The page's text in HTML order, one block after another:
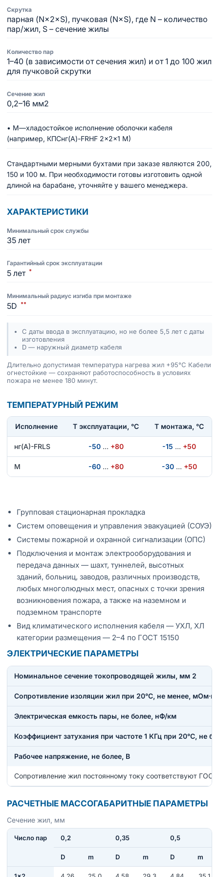
Скрутка
парная (N×2×S), пучковая (N×S), где N – количество
пар/жил, S – сечение жилы
Количество пар
1–40 (в зависимости от сечения жил) и от 1 до 100 жил
для пучковой скрутки
Сечение жил
0,2–16 мм2
• М—хладостойкое исполнение оболочки кабеля
(например, КПСнг(A)-FRHF 2×2×1 М)
Стандартными мерными бухтами при заказе являются 200,
150 и 100 м. При необходимости готовы изготовить одной
длиной на барабане, уточняйте у вашего менеджера.
ХАРАКТЕРИСТИКИ
Минимальный срок службы
35 лет
Гарантийный срок эксплуатации
5 лет *
Минимальный радиус изгиба при монтаже
5D **
С даты ввода в эксплуатацию, но не более 5,5 лет с даты
изготовления
D — наружный диаметр кабеля
Длительно допустимая температура нагрева жил +95°C Кабели
огнестойкие — сохраняют работоспособность в условиях
пожара не менее 180 минут.
ТЕМПЕРАТУРНЫЙ РЕЖИМ
Исполнение T эксплуатации, °С Т монтажа, °С
нг(А)-FRLS -50 … +80 -15 … +50
М -60 … +80 -30 … +50
Групповая стационарная прокладка
Систем оповещения и управления эвакуацией (СОУЭ)
Системы пожарной и охранной сигнализации (ОПС)
Подключения и монтаж электрооборудования и
передача данных — шахт, туннелей, высотных
зданий, больниц, заводов, различных производств,
любых многолюдных мест, опасных с точки зрения
возникновения пожара, а также на наземном и
подземном транспорте
Вид климатического исполнения кабеля — УХЛ, ХЛ
категории размещения — 2–4 по ГОСТ 15150
ЭЛЕКТРИЧЕСКИЕ ПАРАМЕТРЫ
Номинальное сечение токопроводящей жилы, мм 2
Сопротивление изоляции жил при 20°С, не менее,
Электрическая емкость пары, не более, нФ/км
Коэффициент затухания при частоте 1 КГц при 20°С, не
Рабочее напряжение, не более, В
Сопротивление жил постоянному току соответствуют
РАСЧЕТНЫЕ МАССОГАБАРИТНЫЕ ПАРАМЕТРЫ
Сечение жил, мм
Число пар 0,2 0,35 0,5
D m D m D m